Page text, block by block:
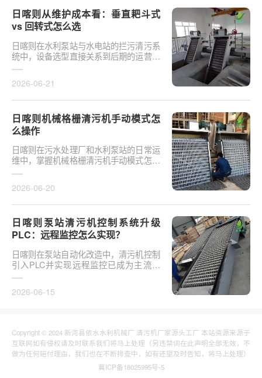
日喀则从维护成本看：垂直耙斗式
vs 回转式怎么选
日喀则在水利泵站与水电站的拦污清污系
统中，设备选型直接关系到后期的运营开
支。探讨从维护成本看：垂直耙斗式 vs
2026-06-21
日喀则机械格栅清污机手动模式怎
么操作
日喀则在污水处理厂和水利泵站的日常运
维中，掌握机械格栅清污机手动模式怎么
操作是保障设备稳定运行的基础环节。以
2026-06-20
日喀则泵站清污机控制系统升级
PLC：远程监控怎么实现？
日喀则在泵站自动化改造中，清污机控制
引入PLC并实现远程监控已成为主流趋
势。传统清污机多采用继电器硬接线，无
2026-06-15
Copyright © 2024 新河县依水水利机械厂 清污机厂家源头工厂 本站资源来源于
互联网如有侵权请及时联系我们将马上处理（另违禁词在此声明全部无效，不
做为任何赔付理由，我们也在不断排查中，如有还望及时告知，将马上处理）
冀ICP备18025995号-5